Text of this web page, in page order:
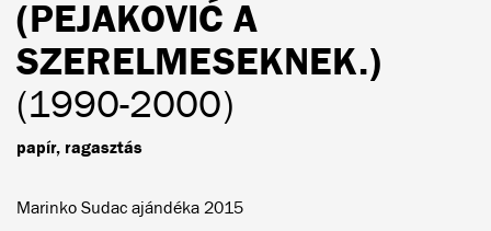
(PEJAKOVIĆ A
SZERELMESEKNEK.)
(1990-2000)
papír, ragasztás
Marinko Sudac ajándéka 2015